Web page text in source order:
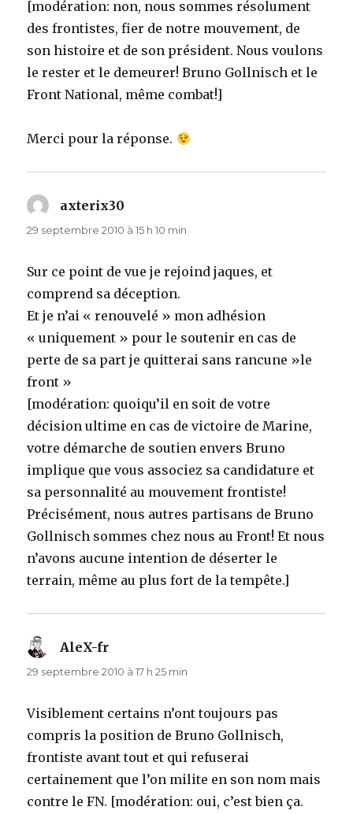
[modération: non, nous sommes résolument
des frontistes, fier de notre mouvement, de
son histoire et de son président. Nous voulons
le rester et le demeurer! Bruno Gollnisch et le
Front National, même combat!]
Merci pour la réponse.
axterix30
29 septembre 2010 à 15 h 10 min
Sur ce point de vue je rejoind jaques, et
comprend sa déception.
Et je n’ai « renouvelé » mon adhésion
« uniquement » pour le soutenir en cas de
perte de sa part je quitterai sans rancune »le
front »
[modération: quoiqu’il en soit de votre
décision ultime en cas de victoire de Marine,
votre démarche de soutien envers Bruno
implique que vous associez sa candidature et
sa personnalité au mouvement frontiste!
Précisément, nous autres partisans de Bruno
Gollnisch sommes chez nous au Front! Et nous
n’avons aucune intention de déserter le
terrain, même au plus fort de la tempête.]
AleX-fr
29 septembre 2010 à 17 h 25 min
Visiblement certains n’ont toujours pas
compris la position de Bruno Gollnisch,
frontiste avant tout et qui refuserai
certainement que l’on milite en son nom mais
contre le FN. [modération: oui, c’est bien ça.